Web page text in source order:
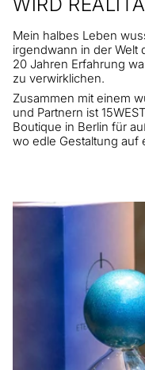
Mein halbes Leben
irgendwann in der Welt
20 Jahren Erfahrung
zu verwirklichen.
Zusammen mit einem
und Partnern ist
Boutique in Berlin für
wo edle Gestaltung auf